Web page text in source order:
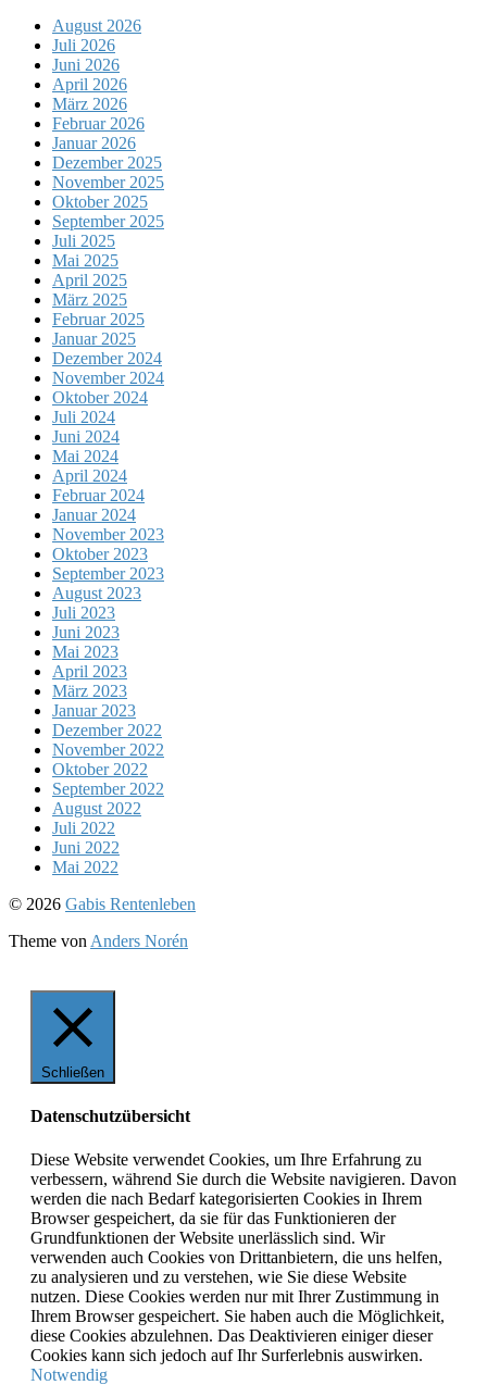
August 2026
Juli 2026
Juni 2026
April 2026
März 2026
Februar 2026
Januar 2026
Dezember 2025
November 2025
Oktober 2025
September 2025
Juli 2025
Mai 2025
April 2025
März 2025
Februar 2025
Januar 2025
Dezember 2024
November 2024
Oktober 2024
Juli 2024
Juni 2024
Mai 2024
April 2024
Februar 2024
Januar 2024
November 2023
Oktober 2023
September 2023
August 2023
Juli 2023
Juni 2023
Mai 2023
April 2023
März 2023
Januar 2023
Dezember 2022
November 2022
Oktober 2022
September 2022
August 2022
Juli 2022
Juni 2022
Mai 2022
Nach
© 2026 Gabis Rentenleben
Theme von Anders Norén
Schließen
Datenschutzübersicht
Diese Website verwendet Cookies, um Ihre Erfahrung zu
verbessern, während Sie durch die Website navigieren. Davon
werden die nach Bedarf kategorisierten Cookies in Ihrem
Browser gespeichert, da sie für das Funktionieren der
Grundfunktionen der Website unerlässlich sind. Wir
verwenden auch Cookies von Drittanbietern, die uns helfen,
zu analysieren und zu verstehen, wie Sie diese Website
nutzen. Diese Cookies werden nur mit Ihrer Zustimmung in
Ihrem Browser gespeichert. Sie haben auch die Möglichkeit,
diese Cookies abzulehnen. Das Deaktivieren einiger dieser
Cookies kann sich jedoch auf Ihr Surferlebnis auswirken.
Notwendig